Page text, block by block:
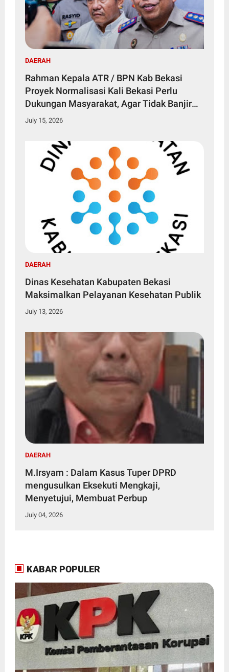
DAERAH
Rahman Kepala ATR / BPN Kab Bekasi
Proyek Normalisasi Kali Bekasi Perlu
Dukungan Masyarakat, Agar Tidak Banjir
Lagi
July 15, 2026
DAERAH
Dinas Kesehatan Kabupaten Bekasi
Maksimalkan Pelayanan Kesehatan Publik
July 13, 2026
DAERAH
M.Irsyam : Dalam Kasus Tuper DPRD
mengusulkan Eksekuti Mengkaji,
Menyetujui, Membuat Perbup
July 04, 2026
KABAR POPULER